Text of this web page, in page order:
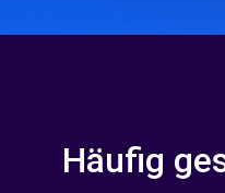
Häufig